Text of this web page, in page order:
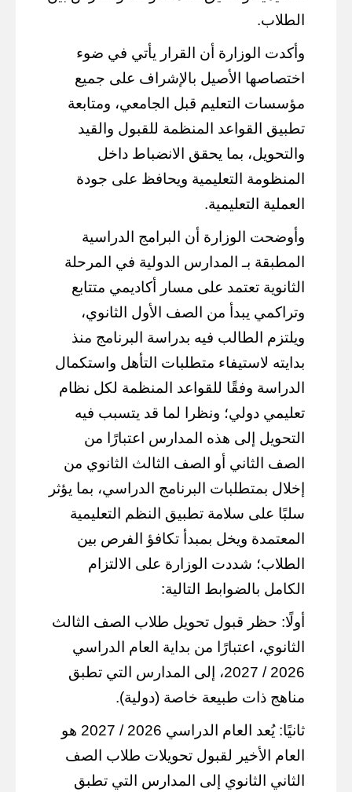
الطلاب.
وأكدت الوزارة أن القرار يأتي في ضوء
اختصاصها الأصيل بالإشراف على جميع
مؤسسات التعليم قبل الجامعي، ومتابعة
تطبيق القواعد المنظمة للقبول والقيد
والتحويل، بما يحقق الانضباط داخل
المنظومة التعليمية ويحافظ على جودة
العملية التعليمية.
وأوضحت الوزارة أن البرامج الدراسية
المطبقة بـ المدارس الدولية في المرحلة
الثانوية تعتمد على مسار أكاديمي متتابع
وتراكمي يبدأ من الصف الأول الثانوي،
ويلتزم الطالب فيه بدراسة البرنامج منذ
بدايته لاستيفاء متطلبات التأهل واستكمال
الدراسة وفقًا للقواعد المنظمة لكل نظام
تعليمي دولي؛ ونظرا لما قد يتسبب فيه
التحويل إلى هذه المدارس اعتبارًا من
الصف الثاني أو الصف الثالث الثانوي من
إخلال بمتطلبات البرنامج الدراسي، بما يؤثر
سلبًا على سلامة تطبيق النظم التعليمية
المعتمدة ويخل بمبدأ تكافؤ الفرص بين
الطلاب؛ شددت الوزارة على الالتزام
الكامل بالضوابط التالية:
أولًا: حظر قبول تحويل طلاب الصف الثالث
الثانوي، اعتبارًا من بداية العام الدراسي
2026 / 2027، إلى المدارس التي تطبق
مناهج ذات طبيعة خاصة (دولية).
ثانيًا: يُعد العام الدراسي 2026 / 2027 هو
العام الأخير لقبول تحويلات طلاب الصف
الثاني الثانوي إلى المدارس التي تطبق